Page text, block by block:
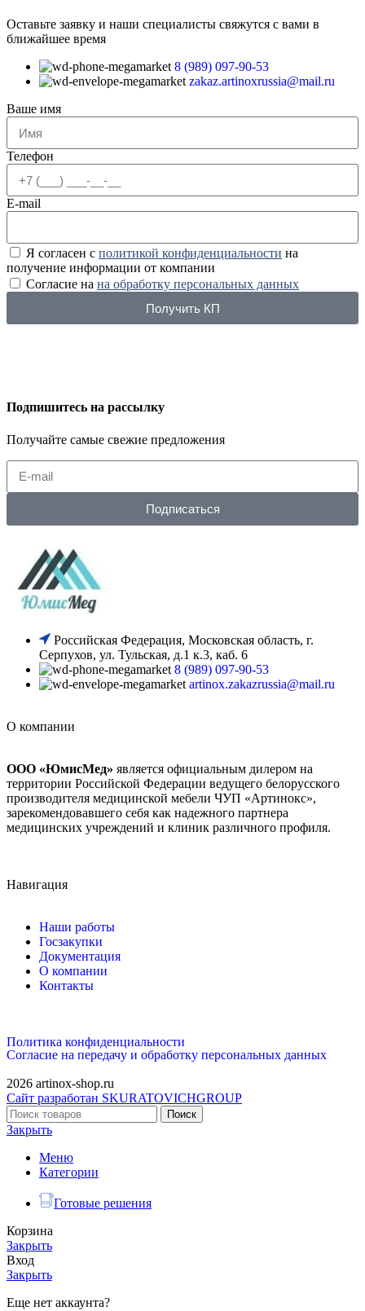
Оставьте заявку и наши специалисты свяжутся с вами в
ближайшее время
8 (989) 097-90-53
zakaz.artinoxrussia@mail.ru
Ваше имя
Телефон
E-mail
Я согласен с политикой конфиденциальности на
получение информации от компании
Согласие на на обработку персональных данных
Получить КП
Подпишитесь на рассылку
Получайте самые свежие предложения
Подписаться
Российская Федерация, Московская область, г.
Серпухов, ул. Тульская, д.1 к.3, каб. 6
8 (989) 097-90-53
artinox.zakazrussia@mail.ru
О компании
ООО «ЮмисМед» является официальным дилером на
территории Российской Федерации ведущего белорусского
производителя медицинской мебели ЧУП «Артинокс»,
зарекомендовавшего себя как надежного партнера
медицинских учреждений и клиник различного профиля.
Навигация
Наши работы
Госзакупки
Документация
О компании
Контакты
Политика конфиденциальности
Согласие на передачу и обработку персональных данных
2026 artinox-shop.ru
Сайт разработан SKURATOVICHGROUP
Поиск
Закрыть
Меню
Категории
Готовые решения
Корзина
Закрыть
Вход
Закрыть
Еще нет аккаунта?